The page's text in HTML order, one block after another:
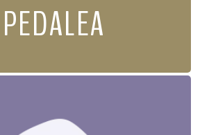
PEDALEA